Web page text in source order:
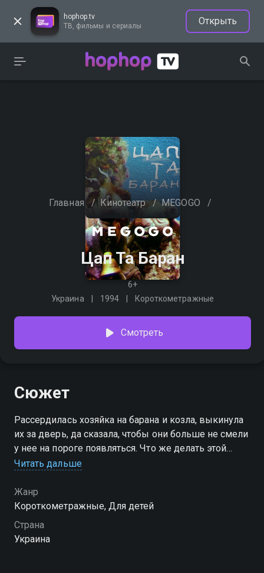
hophop.tv
ТВ, фильмы и сериалы
Открыть
Главная / Кинотеатр / MEGOGO /
Цап Та Баран
6+
Украина
1994 Короткометражные
Смотреть
Сюжет
Рассердилась хозяйка на барана и козла, выкинула
их за дверь, да сказала, чтобы они больше не смели
у нее на пороге появляться. Что же делать этой
неуклюжей и немного трусливой парочке? Пошли
таинственные и неожиданные приключения
выпадут на пути приятелей, но со всем они смогут
справиться и даже подружиться со своими
собратьями.
Читать дальше
Жанр
Короткометражные, Для детей
Страна
Украина